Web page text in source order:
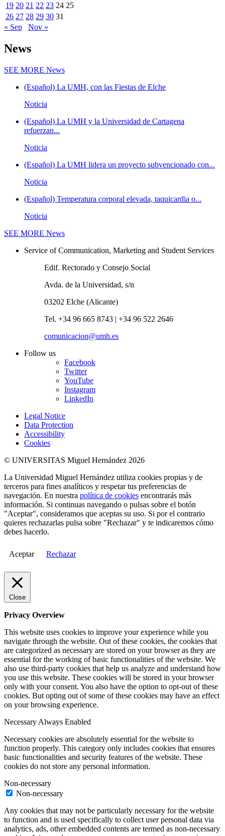
19 20 21 22 23 24 25
26 27 28 29 30 31
« Sep
Nov »
News
SEE MORE News
(Español) La UMH, con las Fiestas de Elche
Noticia
(Español) La UMH y la Universidad de Cartagena
refuerzan...
Noticia
(Español) La UMH lidera un proyecto subvencionado con...
Noticia
(Español) Temperatura corporal elevada, taquicardia o...
Noticia
SEE MORE News
Service of Communication, Marketing and Student Services
Edif. Rectorado y Consejo Social
Avda. de la Universidad, s/n
03202 Elche (Alicante)
Tel. +34 96 665 8743 | +34 96 522 2646
comunicacion@umh.es
Follow us
Facebook
Twitter
YouTube
Instagram
LinkedIn
Legal Notice
Data Protection
Accessibility
Cookies
© UNIVERSITAS Miguel Hernández 2026
La Universidad Miguel Hernández utiliza cookies propias y de
terceros para fines analíticos y respetar tus preferencias de
navegación. En nuestra política de cookies encontrarás más
información. Si continuas navegando o pulsas sobre el botón
"Aceptar", consideramos que aceptas su uso. Si por el contrario
quieres rechazarlas pulsa sobre "Rechazar" y te indicaremos cómo
debes hacerlo.
Aceptar Rechazar
Close
Privacy Overview
This website uses cookies to improve your experience while you
navigate through the website. Out of these cookies, the cookies that
are categorized as necessary are stored on your browser as they are
essential for the working of basic functionalities of the website. We
also use third-party cookies that help us analyze and understand how
you use this website. These cookies will be stored in your browser
only with your consent. You also have the option to opt-out of these
cookies. But opting out of some of these cookies may have an effect
on your browsing experience.
Necessary Always Enabled
Necessary cookies are absolutely essential for the website to
function properly. This category only includes cookies that ensures
basic functionalities and security features of the website. These
cookies do not store any personal information.
Non-necessary
Non-necessary
Any cookies that may not be particularly necessary for the website
to function and is used specifically to collect user personal data via
analytics, ads, other embedded contents are termed as non-necessary